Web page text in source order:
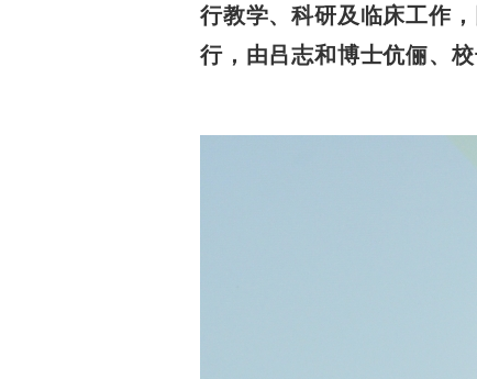
行教学、科研及临床工作
行，由吕志和博士伉俪、